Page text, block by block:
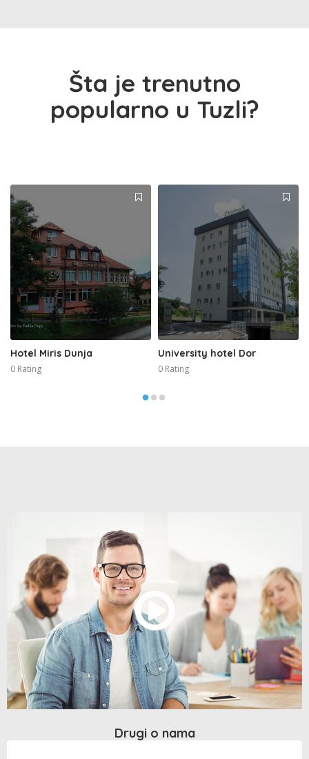
Šta je trenutno
popularno u Tuzli?
Hotel Miris Dunja
0 Rating
University hotel Dor
0 Rating
Drugi o nama